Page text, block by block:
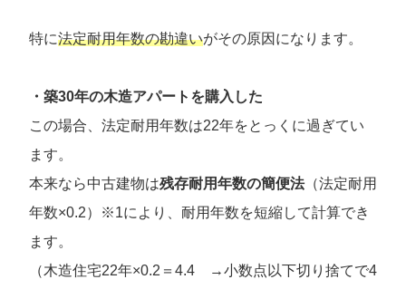
特に法定耐用年数の勘違いがその原因になります。
・築30年の木造アパートを購入した
この場合、法定耐用年数は22年をとっくに過ぎてい
ます。
本来なら中古建物は残存耐用年数の簡便法（法定耐用
年数×0.2）※1により、耐用年数を短縮して計算でき
ます。
（木造住宅22年×0.2＝4.4 →小数点以下切り捨てで4